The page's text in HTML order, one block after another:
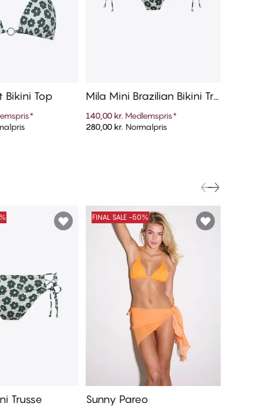
til kurv
Bikini Top
*
Tilføj til kurv
Mila Mini Brazilian Bikini Tru
140,00 kr. Medlemspris*
280,00 kr. Normalpris
Trusse
FINAL SALE -50%
Sunny Pareo